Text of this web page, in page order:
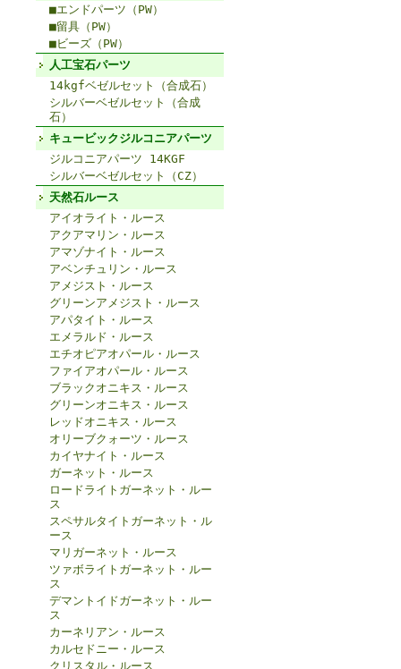
■エンドパーツ（PW）
■留具（PW）
■ビーズ（PW）
人工宝石パーツ
14kgfベゼルセット（合成石）
シルバーベゼルセット（合成
石）
キュービックジルコニアパーツ
ジルコニアパーツ 14KGF
シルバーベゼルセット（CZ）
天然石ルース
アイオライト・ルース
アクアマリン・ルース
アマゾナイト・ルース
アベンチュリン・ルース
アメジスト・ルース
グリーンアメジスト・ルース
アパタイト・ルース
エメラルド・ルース
エチオピアオパール・ルース
ファイアオパール・ルース
ブラックオニキス・ルース
グリーンオニキス・ルース
レッドオニキス・ルース
オリーブクォーツ・ルース
カイヤナイト・ルース
ガーネット・ルース
ロードライトガーネット・ルー
ス
スペサルタイトガーネット・ル
ース
マリガーネット・ルース
ツァボライトガーネット・ルー
ス
デマントイドガーネット・ルー
ス
カーネリアン・ルース
カルセドニー・ルース
クリスタル・ルース